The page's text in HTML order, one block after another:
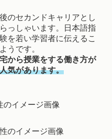
のセカンドキャリアとし
っしゃいます。日本語指
を若い学習者に伝えるこ
うです。
から授業をする働き方が
気があります。